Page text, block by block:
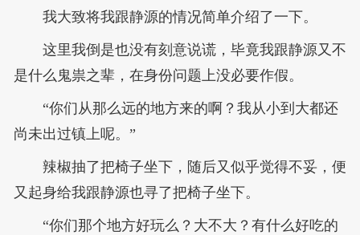
我大致将我跟静源的情况简单介绍了一下。
这里我倒是也没有刻意说谎，毕竟我跟静源又不
是什么鬼祟之辈，在身份问题上没必要作假。
“你们从那么远的地方来的啊？我从小到大都还
尚未出过镇上呢。”
辣椒抽了把椅子坐下，随后又似乎觉得不妥，便
又起身给我跟静源也寻了把椅子坐下。
“你们那个地方好玩么？大不大？有什么好吃的